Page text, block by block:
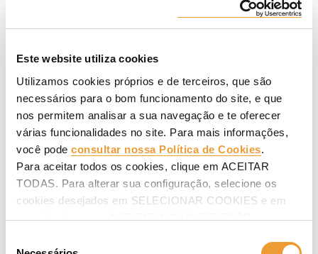
Este website utiliza cookies
Utilizamos cookies próprios e de terceiros, que são
necessários para o bom funcionamento do site, e que
nos permitem analisar a sua navegação e te oferecer
várias funcionalidades no site. Para mais informações,
você pode consultar nossa Política de Cookies.
Para aceitar todos os cookies, clique em ACEITAR
TODAS. Para alterar sua configuração, selecione os
cookies desejados em SELECIONAR COOKIES e em
seguida clique em ACEITAR MINHA SELEÇÃO.
Florencio Romero, Supervisor de
Andaimes - Técnicas Reunidas
"Sempre que precisei de capacitação por contratação de
novas pessoas, a colaboração por parte da ULMA foi total".